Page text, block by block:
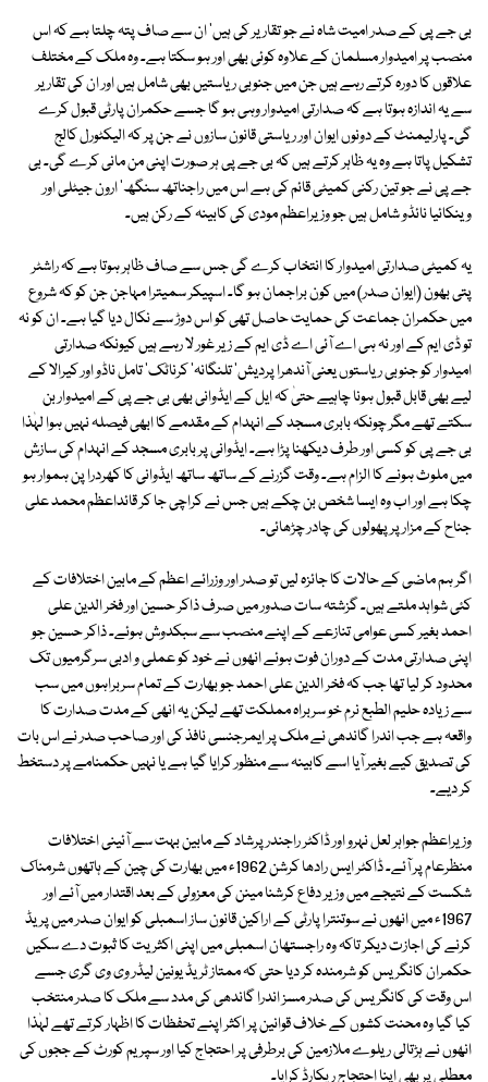
بی جے پی کے صدر امیت شاہ نے جو تقاریر کی ہیں' ان سے صاف پتہ چلتا ہے کہ اس
منصب پر امیدوار مسلمان کے علاوہ کوئی بھی اور ہو سکتا ہے۔ وہ ملک کے مختلف
علاقوں کا دورہ کرتے رہے ہیں جن میں جنوبی ریاستیں بھی شامل ہیں اور ان کی تقاریر
سے یہ اندازہ ہوتا ہے کہ صدارتی امیدوار وہی ہو گا جسے حکمران پارٹی قبول کرے
گی۔ پارلیمنٹ کے دونوں ایوان اور ریاستی قانون سازوں نے جن پر کہ الیکٹورل کالج
تشکیل پاتا ہے وہ یہ ظاہر کرتے ہیں کہ بی جے پی ہر صورت اپنی من مانی کرے گی۔ بی
جے پی نے جو تین رکنی کمیٹی قائم کی ہے اس میں راجناتھ سنگھ' ارون جیٹلی اور
وینکائیا نائڈو شامل ہیں جو وزیراعظم مودی کی کابینہ کے رکن ہیں۔
یہ کمیٹی صدارتی امیدوار کا انتخاب کرے گی جس سے صاف ظاہر ہوتا ہے کہ راشٹر
پتی بھون (ایوان صدر) میں کون براجمان ہو گا۔ اسپیکر سمیترا مہاجن جن کو کہ شروع
میں حکمران جماعت کی حمایت حاصل تھی کو اس دوڑ سے نکال دیا گیا ہے۔ ان کو نہ
تو ڈی ایم کے اور نہ ہی اے آئی اے ڈی ایم کے زیر غور لا رہے ہیں کیونکہ صدارتی
امیدوار کو جنوبی ریاستوں یعنی آندھرا پردیش' تلنگانہ' کرناٹک' تامل ناڈو اور کیرالا کے
لیے بھی قابل قبول ہونا چاہیے حتیٰ کہ ایل کے ایڈوانی بھی بی جے پی کے امیدوار بن
سکتے تھے مگر چونکہ بابری مسجد کے انہدام کے مقدمے کا ابھی فیصلہ نہیں ہوا لہٰذا
بی جے پی کو کسی اور طرف دیکھنا پڑا ہے۔ ایڈوانی پر بابری مسجد کے انہدام کی سازش
میں ملوث ہونے کا الزام ہے۔ وقت گزرنے کے ساتھ ساتھ ایڈوانی کا کھردرا پن ہموار ہو
چکا ہے اور اب وہ ایسا شخص بن چکے ہیں جس نے کراچی جا کر قائداعظم محمد علی
جناح کے مزار پر پھولوں کی چادر چڑھائی۔
اگر ہم ماضی کے حالات کا جائزہ لیں تو صدر اور وزرائے اعظم کے مابین اختلافات کے
کئی شواہد ملتے ہیں۔ گزشتہ سات صدور میں صرف ذاکر حسین اور فخر الدین علی
احمد بغیر کسی عوامی تنازعے کے اپنے منصب سے سبکدوش ہوئے۔ ذاکر حسین جو
اپنی صدارتی مدت کے دوران فوت ہوئے انھوں نے خود کو عملی و ادبی سرگرمیوں تک
محدود کر لیا تھا جب کہ فخر الدین علی احمد جو بھارت کے تمام سربراہوں میں سب
سے زیادہ حلیم الطبع نرم خو سربراہ مملکت تھے لیکن یہ انھی کے مدت صدارت کا
واقعہ ہے جب اندرا گاندھی نے ملک پر ایمرجنسی نافذ کی اور صاحب صدر نے اس بات
کی تصدیق کیے بغیر آیا اسے کابینہ سے منظور کرایا گیا ہے یا نہیں حکمنامے پر دستخط
کر دیے۔
وزیراعظم جواہر لعل نہرو اور ڈاکٹر راجندر پرشاد کے مابین بہت سے آئینی اختلافات
منظرعام پر آئے۔ ڈاکٹر ایس رادھا کرشن 1962ء میں بھارت کی چین کے ہاتھوں شرمناک
شکست کے نتیجے میں وزیر دفاع کرشنا مینن کی معزولی کے بعد اقتدار میں آئے اور
1967ء میں انھوں نے سوتنترا پارٹی کے اراکین قانون ساز اسمبلی کو ایوان صدر میں پریڈ
کرنے کی اجازت دیکر تاکہ وہ راجستھان اسمبلی میں اپنی اکثریت کا ثبوت دے سکیں
حکمران کانگریس کو شرمندہ کر دیا حتی کہ ممتاز ٹریڈ یونین لیڈر وی وی گری جسے
اس وقت کی کانگریس کی صدر مسز اندرا گاندھی کی مدد سے ملک کا صدر منتخب
کیا گیا وہ محنت کشوں کے خلاف قوانین پر اکثر اپنے تحفظات کا اظہار کرتے تھے لہٰذا
انھوں نے ہڑتالی ریلوے ملازمین کی برطرفی پر احتجاج کیا اور سپریم کورٹ کے ججوں کی
معطلی پر بھی اپنا احتجاج ریکارڈ کرایا۔